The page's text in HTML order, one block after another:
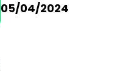
05/04/2024